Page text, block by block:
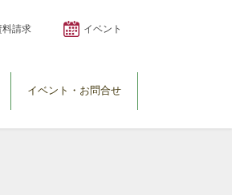
料請求 イベント
イベント・お問合せ